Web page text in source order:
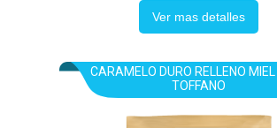
Ver mas detalles
CARAMELO DURO RELLENO
TOFFANO